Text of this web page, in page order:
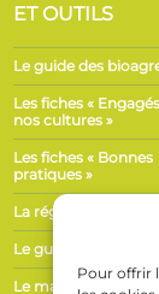
Pour offrir
ET OUTILS
Le guide des
Les fiches «
nos cultures »
Les fiches « Bonnes
pratiques »
La réglementation
Le guide
Le marché